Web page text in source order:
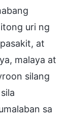
uri ng
at
malaya at
silang
sa